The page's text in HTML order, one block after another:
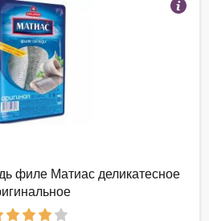
филе Матиас деликатесное